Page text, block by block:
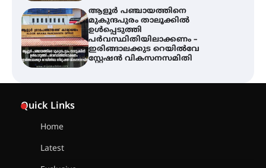
ഉൾപ്പെടുത്തി
പർവസ്ഥിതിയിലാക്കണം –
ഇരിങ്ങാലക്കുട റെയിൽവേ
സ്റ്റേഷൻ വികസനസമിതി
വേളൂക്കര ഗ്രാമപഞ്ചായത്തിന്റെ
‘ഗ്രാമജാലകം’ മുപ്പതാം
Quick Links
Home
Latest